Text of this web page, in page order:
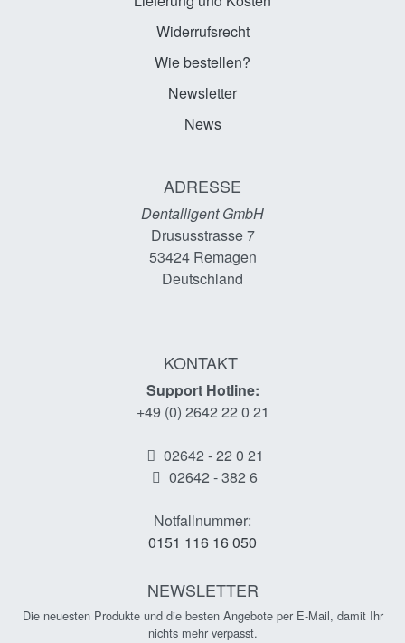
Widerrufsrecht
Wie bestellen?
Newsletter
News
ADRESSE
Dentalligent GmbH
Drususstrasse 7
53424Remagen
Deutschland
KONTAKT
Support Hotline:
+49 (0) 2642 22 0 21
02642 - 22 0 21
02642 - 382 6
Notfallnummer:
0151 116 16 050
NEWSLETTER
Die neuesten Produkte und die besten Angebote per E-Mail, damit Ihr
nichts mehr verpasst.